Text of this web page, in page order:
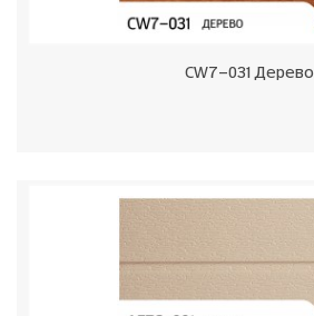
CW7-031 Дерево